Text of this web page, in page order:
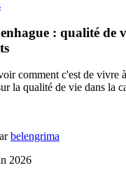
: qualité de
comment c'est de vivre
la qualité de vie dans la
belengrima
2026